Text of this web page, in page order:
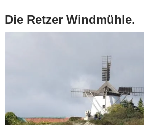
Die Retzer Windmühle.